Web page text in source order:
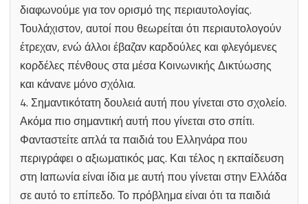
διαφωνούμε για τον ορισμό της περιαυτολογίας.
Τουλάχιστον, αυτοί που θεωρείται ότι περιαυτολογούν
έτρεχαν, ενώ άλλοι έβαζαν καρδούλες και φλεγόμενες
κορδέλες πένθους στα μέσα Κοινωνικής Δικτύωσης
και κάνανε μόνο σχόλια.
4. Σημαντικότατη δουλειά αυτή που γίνεται στο σχολείο.
Ακόμα πιο σημαντική αυτή που γίνεται στο σπίτι.
Φανταστείτε απλά τα παιδιά του Ελληνάρα που
περιγράφει ο αξιωματικός μας. Και τέλος η εκπαίδευση
στη Ιαπωνία είναι ίδια με αυτή που γίνεται στην Ελλάδα
σε αυτό το επίπεδο. Το πρόβλημα είναι ότι τα παιδιά